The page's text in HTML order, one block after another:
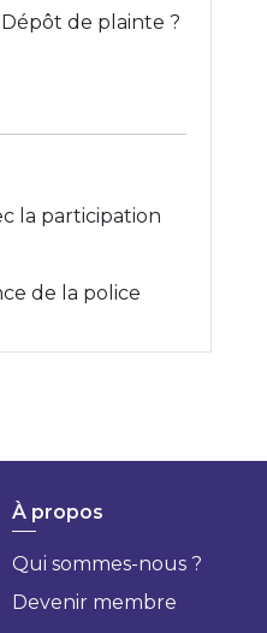
de plainte ?
la participation
de la police
À propos
Qui sommes-nous ?
Devenir membre